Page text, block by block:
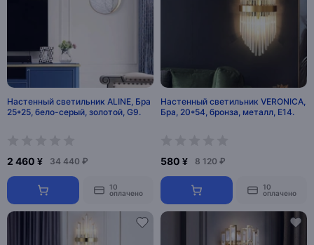
Настенный светильник ALINE, Бра
25*25, бело-серый, золотой, G9.
2 460 ¥ 34 440 ₽
10
оплачено
Настенный светильник VERONICA,
Бра, 20*54, бронза, металл, Е14.
580 ¥ 8 120 ₽
10
оплачено